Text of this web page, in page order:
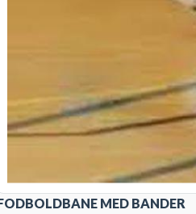
MED BANDER